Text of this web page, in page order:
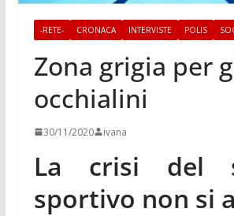
-RETE- CRONACA INTERVISTE POLIS
Zona grigia per
occhialini
30/11/2020 ivana
La crisi del
sportivo non si